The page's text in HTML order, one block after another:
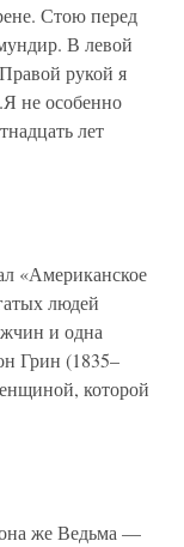
Стою перед
В левой
рукой я
не особенно
лет
«Американское
людей
и одна
Грин (1835–
которой
же Ведьма —